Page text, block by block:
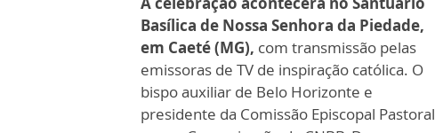
Basílica de Nossa Senhora da Piedade,
em Caeté (MG), com transmissão pelas
emissoras de TV de inspiração católica. O
bispo auxiliar de Belo Horizonte e
presidente da Comissão Episcopal Pastoral